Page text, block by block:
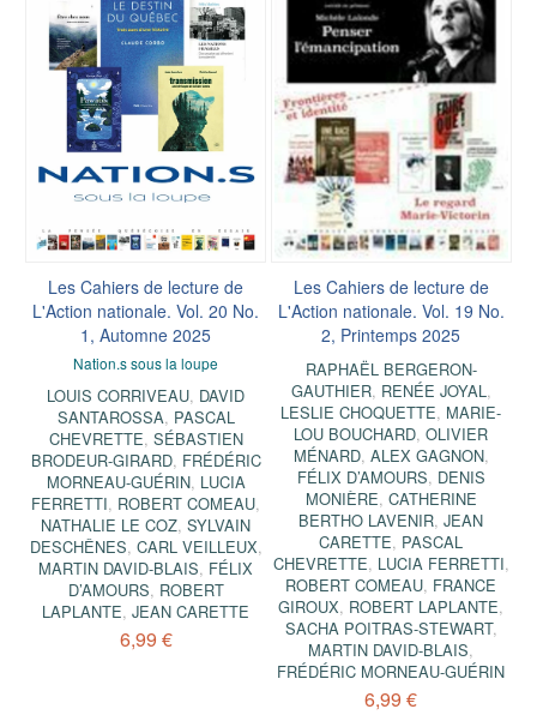
Les Cahiers de lecture de
L'Action nationale. Vol. 20 No.
1, Automne 2025
Nation.s sous la loupe
LOUIS CORRIVEAU, DAVID
SANTAROSSA, PASCAL
CHEVRETTE, SÉBASTIEN
BRODEUR-GIRARD, FRÉDÉRIC
MORNEAU-GUÉRIN, LUCIA
FERRETTI, ROBERT COMEAU,
NATHALIE LE COZ,SYLVAIN
DESCHÊNES, CARL VEILLEUX,
MARTIN DAVID-BLAIS, FÉLIX
D’AMOURS, ROBERT
LAPLANTE,JEAN CARETTE
6,99 €
Les Cahiers de lecture de
L'Action nationale. Vol. 19 No.
2, Printemps 2025
RAPHAËL BERGERON-
GAUTHIER, RENÉE JOYAL,
LESLIE CHOQUETTE, MARIE-
LOU BOUCHARD,OLIVIER
MÉNARD, ALEX GAGNON,
FÉLIX D’AMOURS, DENIS
MONIÈRE, CATHERINE
BERTHO LAVENIR,JEAN
CARETTE, PASCAL
CHEVRETTE, LUCIA FERRETTI,
ROBERT COMEAU, FRANCE
GIROUX, ROBERT LAPLANTE,
SACHA POITRAS-STEWART,
MARTIN DAVID-BLAIS,
FRÉDÉRIC MORNEAU-GUÉRIN
6,99 €